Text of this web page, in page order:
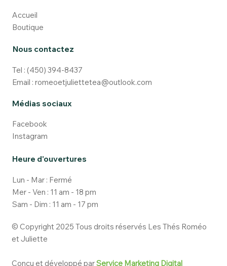
Accueil
Boutique
Nous contactez
Tel :(450) 394-8437
Email :romeoetjuliettetea@outlook.com
Médias sociaux
Facebook
Instagram
Heure d'ouvertures
Lun - Mar : Fermé
Mer - Ven : 11 am - 18 pm
Sam - Dim : 11 am - 17 pm
© Copyright 2025 Tous droits réservés Les Thés Roméo
et Juliette
Conçu et développé parService Marketing Digital